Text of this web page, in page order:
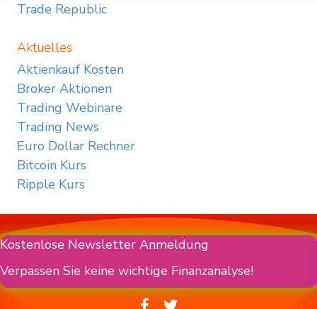
Trade Republic
Aktuelles
Aktienkauf Kosten
Broker Aktionen
Trading Webinare
Trading News
Euro Dollar Rechner
Bitcoin Kurs
Ripple Kurs
Kostenlose Newsletter Anmeldung
Verpassen Sie keine wichtige Finanzanalyse!